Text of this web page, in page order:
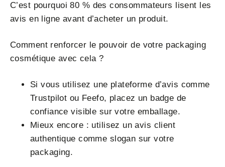
C’est pourquoi 80 % des consommateurs lisent les
avis en ligne avant d’acheter un produit.
Comment renforcer le pouvoir de votre packaging
cosmétique avec cela ?
Si vous utilisez une plateforme d’avis comme
Trustpilot ou Feefo, placez un badge de
confiance visible sur votre emballage.
Mieux encore : utilisez un avis client
authentique comme slogan sur votre
packaging.